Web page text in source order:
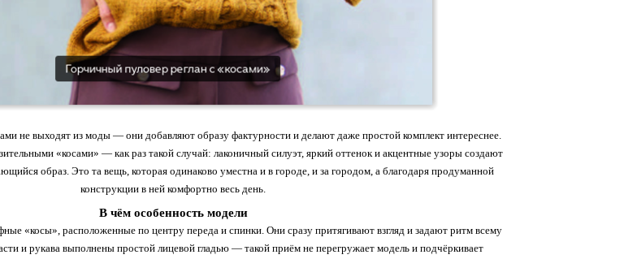
не выходят из моды — они добавляют образу фактурности и делают даже простой комплект интереснее.
«косами» — какраз такой случай: лаконичный силуэт, яркий оттеноки акцентные узоры создают
образ. Это та вещь, которая одинаково уместна и в городе, и за городом, а благодаря продуманной
конструкции в ней комфортно весь день.
Вчёмособенностьмодели
«косы»,расположенныепо центрупередаиспинки.Онисразупритягиваютвзглядизадаютритмвсему
и рукава выполнены простой лицевой гладью — такой приём не перегружает модель и подчёркивает